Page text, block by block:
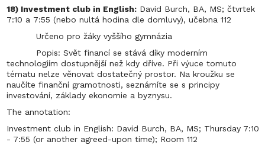
18) Investment club in English:David Burch, BA, MS; čtvrtek
7:10 a 7:55 (nebo nultá hodina dle domluvy), učebna 112
Určeno pro žáky vyššího gymnázia
Popis: Svět financí se stává díky moderním
technologiím dostupnější než kdy dříve. Při výuce tomuto
tématu nelze věnovat dostatečný prostor. Na kroužku se
naučíte finanční gramotnosti, seznámíte se s principy
investování, základy ekonomie a byznysu.
The annotation:
Investment club in English: David Burch, BA, MS; Thursday 7:10
- 7:55 (or another agreed-upon time); Room 112